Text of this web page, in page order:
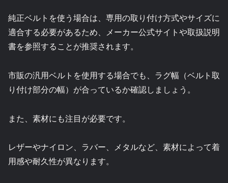
純正ベルトを使う場合は、専用の取り付け方式やサイズに
適合する必要があるため、メーカー公式サイトや取扱説明
書を参照することが推奨されます。
市販の汎用ベルトを使用する場合でも、ラグ幅（ベルト取
り付け部分の幅）が合っているか確認しましょう。
また、素材にも注目が必要です。
レザーやナイロン、ラバー、メタルなど、素材によって着
用感や耐久性が異なります。